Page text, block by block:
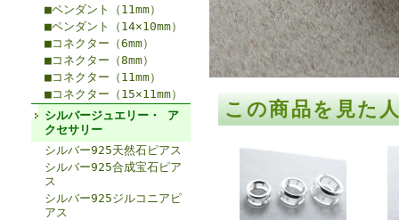
■ペンダント（11mm）
■ペンダント（14×10mm）
■コネクター（6mm）
■コネクター（8mm）
■コネクター（11mm）
■コネクター（15×11mm）
シルバージュエリー・ ア
クセサリー
シルバー925天然石ピアス
シルバー925合成宝石ピア
ス
シルバー925ジルコニアピ
アス
この商品を見た